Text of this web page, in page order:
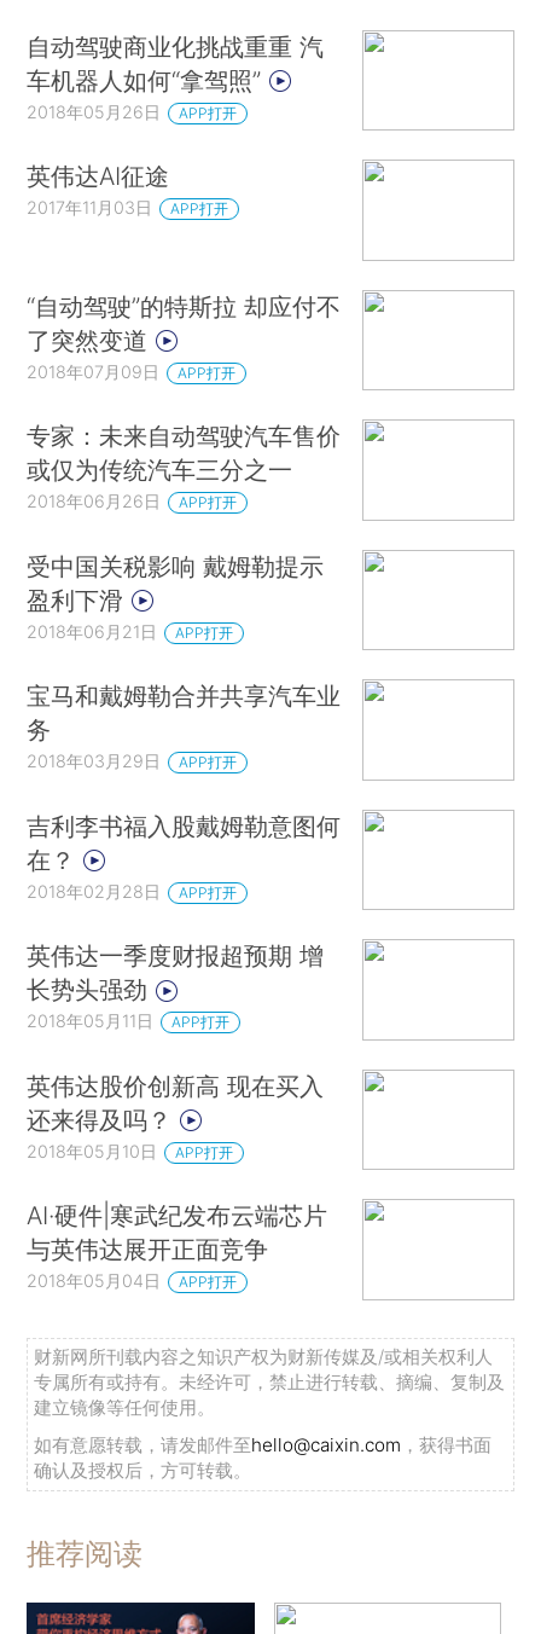
自动驾驶商业化挑战重重 汽
车机器人如何“拿驾照”
2018年05月26日 APP打开
英伟达AI征途
2017年11月03日 APP打开
“自动驾驶”的特斯拉 却应付不
了突然变道
2018年07月09日 APP打开
专家：未来自动驾驶汽车售价
或仅为传统汽车三分之一
2018年06月26日 APP打开
受中国关税影响 戴姆勒提示
盈利下滑
2018年06月21日 APP打开
宝马和戴姆勒合并共享汽车业
务
2018年03月29日 APP打开
吉利李书福入股戴姆勒意图何
在？
2018年02月28日 APP打开
英伟达一季度财报超预期 增
长势头强劲
2018年05月11日 APP打开
英伟达股价创新高 现在买入
还来得及吗？
2018年05月10日 APP打开
AI·硬件|寒武纪发布云端芯片
与英伟达展开正面竞争
2018年05月04日 APP打开
财新网所刊载内容之知识产权为财新传媒及/或相关权利人
专属所有或持有。未经许可，禁止进行转载、摘编、复制及
建立镜像等任何使用。
如有意愿转载，请发邮件至hello@caixin.com ，获得书面
确认及授权后，方可转载。
推荐阅读